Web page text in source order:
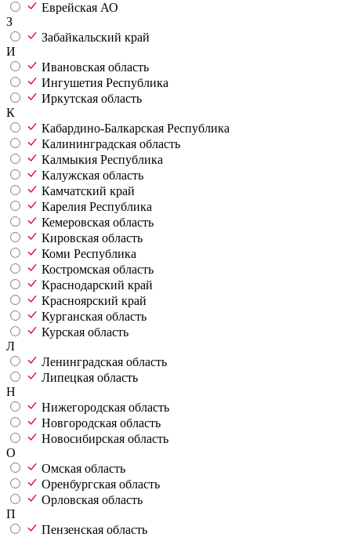
Еврейская АО
З
Забайкальский край
И
Ивановская область
Ингушетия Республика
Иркутская область
К
Кабардино-Балкарская Республика
Калининградская область
Калмыкия Республика
Калужская область
Камчатский край
Карелия Республика
Кемеровская область
Кировская область
Коми Республика
Костромская область
Краснодарский край
Красноярский край
Курганская область
Курская область
Л
Ленинградская область
Липецкая область
Н
Нижегородская область
Новгородская область
Новосибирская область
О
Омская область
Оренбургская область
Орловская область
П
Пензенская область